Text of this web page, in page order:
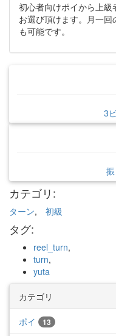
初心者向けポイから上級
お選び頂けます。月一回
も可能です。
3
カテゴリ:
ターン, 初級
タグ:
reel_turn,
turn,
yuta
カテゴリ
ポイ 13